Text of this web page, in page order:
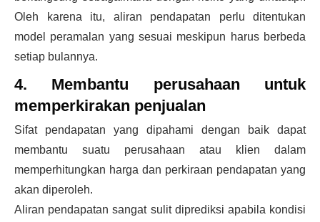
Oleh karena itu, aliran pendapatan perlu ditentukan
model peramalan yang sesuai meskipun harus berbeda
setiap bulannya.
4. Membantu perusahaan untuk
memperkirakan penjualan
Sifat pendapatan yang dipahami dengan baik dapat
membantu suatu perusahaan atau klien dalam
memperhitungkan harga dan perkiraan pendapatan yang
akan diperoleh.
Aliran pendapatan sangat sulit diprediksi apabila kondisi